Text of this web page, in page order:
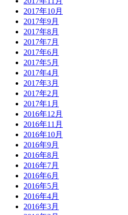
2017年10月
2017年9月
2017年8月
2017年7月
2017年6月
2017年5月
2017年4月
2017年3月
2017年2月
2017年1月
2016年12月
2016年11月
2016年10月
2016年9月
2016年8月
2016年7月
2016年6月
2016年5月
2016年4月
2016年3月